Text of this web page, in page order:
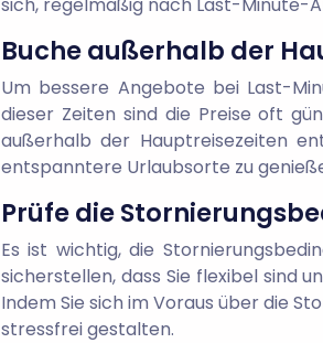
Buche außerhalb der
Um bessere Angebote bei Last-
dieser Zeiten sind die Preise oft
außerhalb der Hauptreisezeiten
entspanntere Urlaubsorte zu
Prüfe die
Es ist wichtig, die
sicherstellen, dass Sie flexibel sind
Indem Sie sich im Voraus über die
stressfrei gestalten.